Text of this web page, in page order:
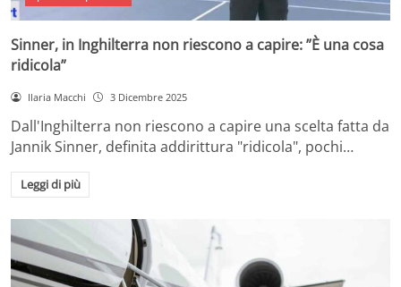
Sinner, in Inghilterra non riescono a capire: ”È una cosa
ridicola”
Ilaria Macchi 3 Dicembre 2025
Dall'Inghilterra non riescono a capire una scelta fatta da
Jannik Sinner, definita addirittura "ridicola", pochi…
Leggi di più